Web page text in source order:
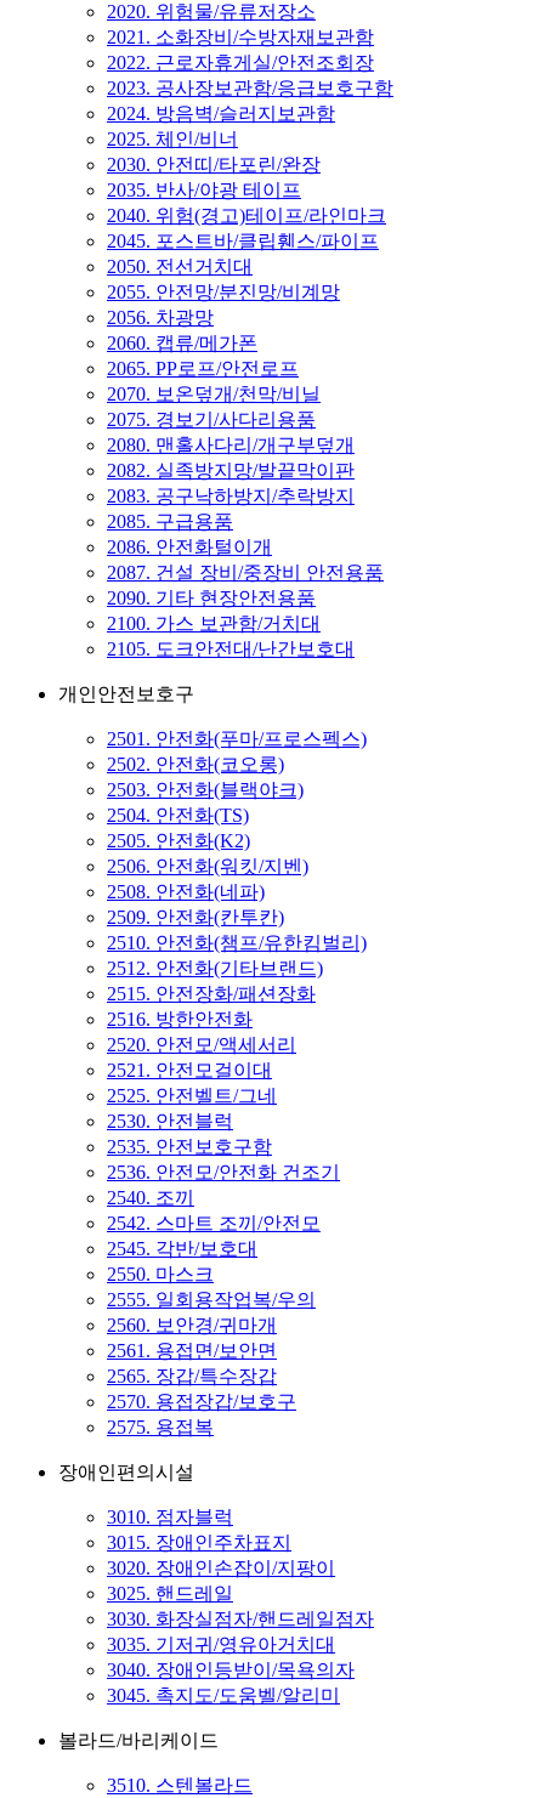
2020. 위험물/유류저장소
2021. 소화장비/수방자재보관함
2022. 근로자휴게실/안전조회장
2023. 공사장보관함/응급보호구함
2024. 방음벽/슬러지보관함
2025. 체인/비너
2030. 안전띠/타포린/완장
2035. 반사/야광 테이프
2040. 위험(경고)테이프/라인마크
2045. 포스트바/클립휀스/파이프
2050. 전선거치대
2055. 안전망/분진망/비계망
2056. 차광망
2060. 캡류/메가폰
2065. PP로프/안전로프
2070. 보온덮개/천막/비닐
2075. 경보기/사다리용품
2080. 맨홀사다리/개구부덮개
2082. 실족방지망/발끝막이판
2083. 공구낙하방지/추락방지
2085. 구급용품
2086. 안전화털이개
2087. 건설 장비/중장비 안전용품
2090. 기타 현장안전용품
2100. 가스 보관함/거치대
2105. 도크안전대/난간보호대
개인안전보호구
2501. 안전화(푸마/프로스펙스)
2502. 안전화(코오롱)
2503. 안전화(블랙야크)
2504. 안전화(TS)
2505. 안전화(K2)
2506. 안전화(워킷/지벤)
2508. 안전화(네파)
2509. 안전화(칸투칸)
2510. 안전화(챔프/유한킴벌리)
2512. 안전화(기타브랜드)
2515. 안전장화/패션장화
2516. 방한안전화
2520. 안전모/액세서리
2521. 안전모걸이대
2525. 안전벨트/그네
2530. 안전블럭
2535. 안전보호구함
2536. 안전모/안전화 건조기
2540. 조끼
2542. 스마트 조끼/안전모
2545. 각반/보호대
2550. 마스크
2555. 일회용작업복/우의
2560. 보안경/귀마개
2561. 용접면/보안면
2565. 장갑/특수장갑
2570. 용접장갑/보호구
2575. 용접복
장애인편의시설
3010. 점자블럭
3015. 장애인주차표지
3020. 장애인손잡이/지팡이
3025. 핸드레일
3030. 화장실점자/핸드레일점자
3035. 기저귀/영유아거치대
3040. 장애인등받이/목욕의자
3045. 촉지도/도움벨/알리미
볼라드/바리케이드
3510. 스텐볼라드